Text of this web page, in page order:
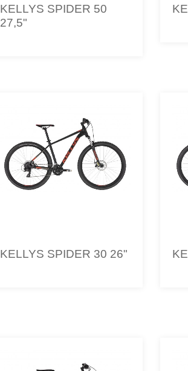
KELLYS SPIDER 50
27,5"
KELLYS SPIDER 30 26"